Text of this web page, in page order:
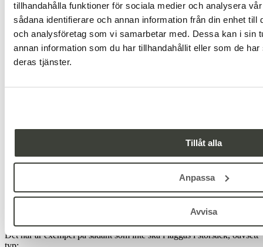
tillhandahålla funktioner för sociala medier och analysera
sådana identifierare och annan information från din enhet till
och analysföretag som vi samarbetar med. Dessa kan i sin
annan information som du har tillhandahållit eller som de
deras tjänster.
Tillåt alla
Anpassa
Avvisa
mindre verktyg och hushållsprylar som inte längre går att
använda
Storsäck för trädgårdsavfall
I en storsäck för trädgårdsavfall kan du till exempel lägga:
gräsklipp och löv
växtdelar från krukväxter (utan kruka och jord)
Nej tack – det här ska inte läggas i storsäcken
Det här är exempel på sådant som inte ska i läggas i storsäck, oavsett